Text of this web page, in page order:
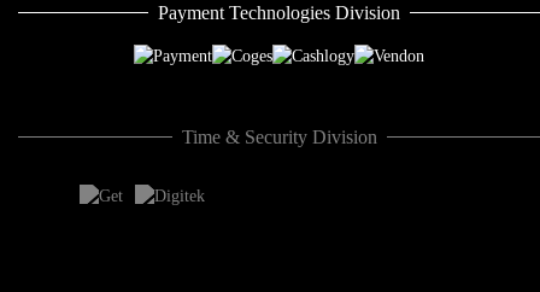
Payment Technologies Division
Time & Security Division